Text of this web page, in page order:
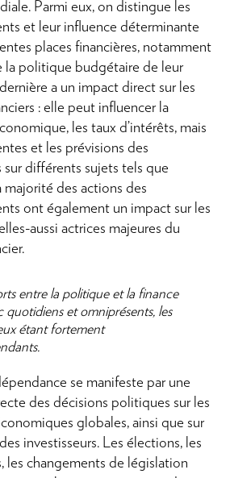
Parmi eux, on distingue les
et leur influence déterminante
places financières, notamment
la politique budgétaire de leur
a un impact direct sur les
: elle peut influencer la
les taux d’intérêts, mais
et les prévisions des
sur différents sujets tels que
majorité des actions des
ont également un impact sur les
aussi actrices majeures du
entre la politique et la finance
quotidiens et omniprésents, les
étant fortement
se manifeste par une
des décisions politiques sur les
globales, ainsi que sur
investisseurs. Les élections, les
les changements de législation